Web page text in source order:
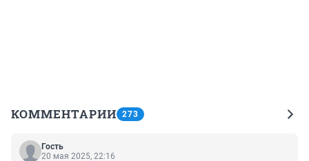
КОММЕНТАРИИ 273
Гость
20 мая 2025, 22:16